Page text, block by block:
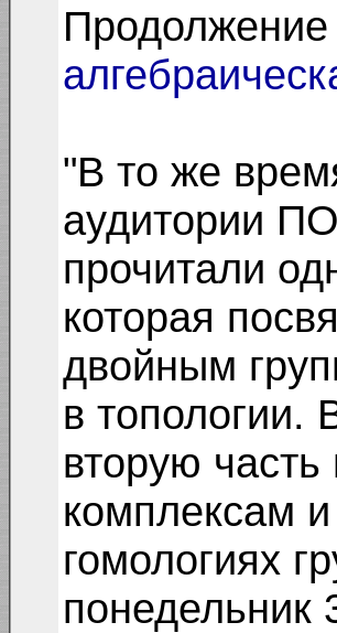
"В то же
аудитории
прочитали
которая
двойным
в топологии.
вторую
комплексам
гомологиях
понедельник